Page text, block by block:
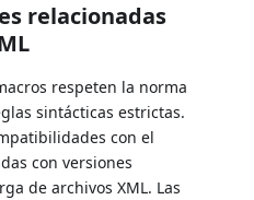
relacionadas
respeten la norma
sintácticas estrictas.
con el
con versiones
de archivos XML. Las